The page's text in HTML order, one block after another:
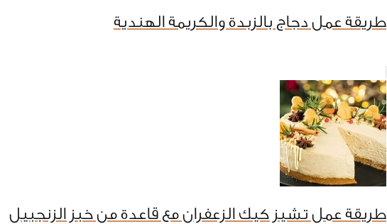
طريقة عمل دجاج بالزبدة والكريمة الهندية
طريقة عمل تشيز كيك الزعفران مع قاعدة من خبز الزنجبيل